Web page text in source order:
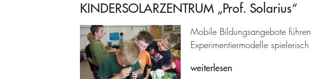
KINDERSOLARZENTRUM „Prof. Solarius“
Mobile Bildungsangebote
Experimentiermodelle
weiterlesen